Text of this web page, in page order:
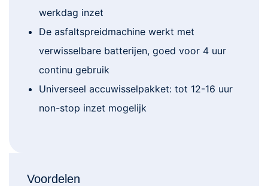
werkdag inzet
De asfaltspreidmachine werkt met
verwisselbare batterijen, goed voor 4 uur
continu gebruik
Universeel accuwisselpakket: tot 12-16 uur
non-stop inzet mogelijk
Voordelen